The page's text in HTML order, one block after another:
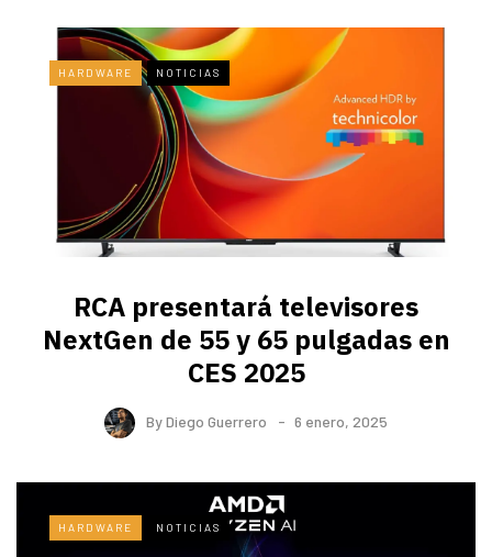
HARDWARE NOTICIAS
RCA presentará televisores
NextGen de 55 y 65 pulgadas en
CES 2025
ByDiego Guerrero 6 enero, 2025
HARDWARE NOTICIAS